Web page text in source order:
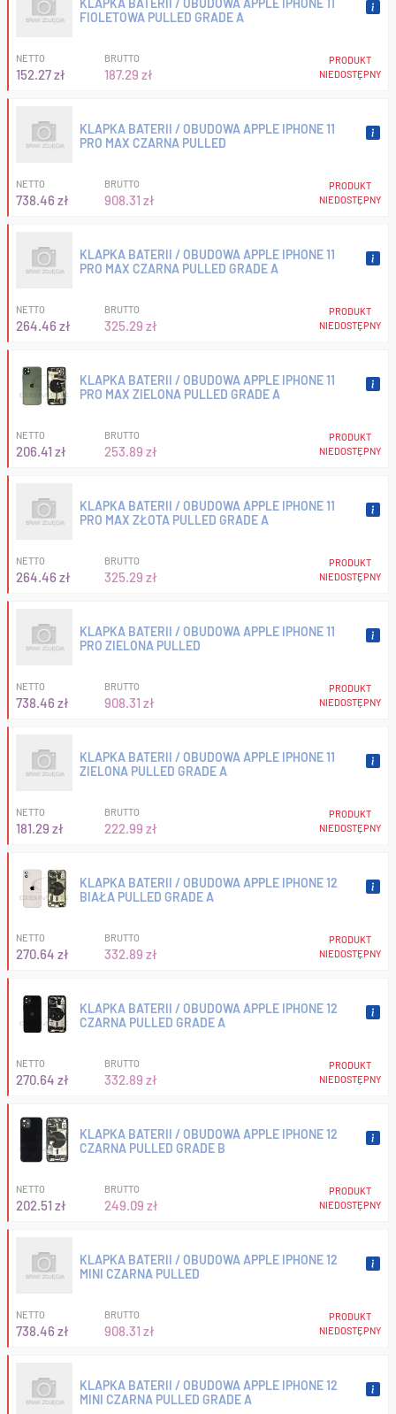
FIOLETOWA PULLED GRADE A
NETTO
152.27 zł
BRUTTO
187.29 zł
PRODUKT
NIEDOSTĘPNY
KLAPKA BATERII / OBUDOWA APPLE IPHONE 11
PRO MAX CZARNA PULLED
NETTO
738.46 zł
BRUTTO
908.31 zł
PRODUKT
NIEDOSTĘPNY
KLAPKA BATERII / OBUDOWA APPLE IPHONE 11
PRO MAX CZARNA PULLED GRADE A
NETTO
264.46 zł
BRUTTO
325.29 zł
PRODUKT
NIEDOSTĘPNY
KLAPKA BATERII / OBUDOWA APPLE IPHONE 11
PRO MAX ZIELONA PULLED GRADE A
NETTO
206.41 zł
BRUTTO
253.89 zł
PRODUKT
NIEDOSTĘPNY
KLAPKA BATERII / OBUDOWA APPLE IPHONE 11
PRO MAX ZŁOTA PULLED GRADE A
NETTO
264.46 zł
BRUTTO
325.29 zł
PRODUKT
NIEDOSTĘPNY
KLAPKA BATERII / OBUDOWA APPLE IPHONE 11
PRO ZIELONA PULLED
NETTO
738.46 zł
BRUTTO
908.31 zł
PRODUKT
NIEDOSTĘPNY
KLAPKA BATERII / OBUDOWA APPLE IPHONE 11
ZIELONA PULLED GRADE A
NETTO
181.29 zł
BRUTTO
222.99 zł
PRODUKT
NIEDOSTĘPNY
KLAPKA BATERII / OBUDOWA APPLE IPHONE 12
BIAŁA PULLED GRADE A
NETTO
270.64 zł
BRUTTO
332.89 zł
PRODUKT
NIEDOSTĘPNY
KLAPKA BATERII / OBUDOWA APPLE IPHONE 12
CZARNA PULLED GRADE A
NETTO
270.64 zł
BRUTTO
332.89 zł
PRODUKT
NIEDOSTĘPNY
KLAPKA BATERII / OBUDOWA APPLE IPHONE 12
CZARNA PULLED GRADE B
NETTO
202.51 zł
BRUTTO
249.09 zł
PRODUKT
NIEDOSTĘPNY
KLAPKA BATERII / OBUDOWA APPLE IPHONE 12
MINI CZARNA PULLED
NETTO
738.46 zł
BRUTTO
908.31 zł
PRODUKT
NIEDOSTĘPNY
KLAPKA BATERII / OBUDOWA APPLE IPHONE 12
MINI CZARNA PULLED GRADE A